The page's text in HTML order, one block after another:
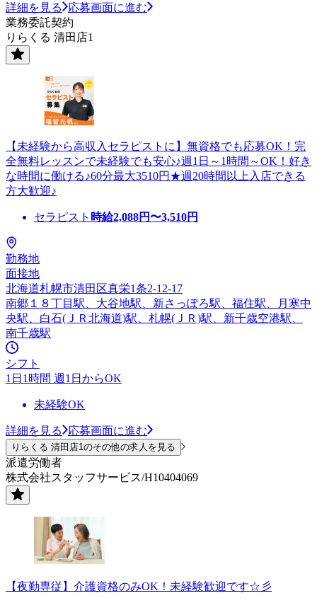
詳細を見る
応募画面に進む
業務委託契約
りらくる 清田店1
【未経験から高収入セラピストに】無資格でも応募OK！完
全無料レッスンで未経験でも安心♪週1日～1時間～OK！好き
な時間に働ける♪60分最大3510円★週20時間以上入店できる
方大歓迎♪
セラピスト 時給2,088円〜3,510円
勤務地
面接地
北海道札幌市清田区真栄1条2-12-17
南郷１８丁目駅、大谷地駅、新さっぽろ駅、福住駅、月寒中
央駅、白石(ＪＲ北海道)駅、札幌(ＪＲ)駅、新千歳空港駅、
南千歳駅
シフト
1日1時間 週1日からOK
未経験OK
詳細を見る 応募画面に進む
りらくる 清田店1のその他の求人を見る
派遣労働者
株式会社スタッフサービス/H10404069
【夜勤専従】介護資格のみOK！未経験歓迎です☆彡